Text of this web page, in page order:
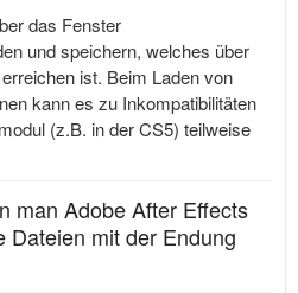
das Fenster
und speichern, welches über
ist. Beim Laden von
kann es zu Inkompatibilitäten
(z.B. in der CS5) teilweise
man Adobe After Effects
Dateien mit der Endung